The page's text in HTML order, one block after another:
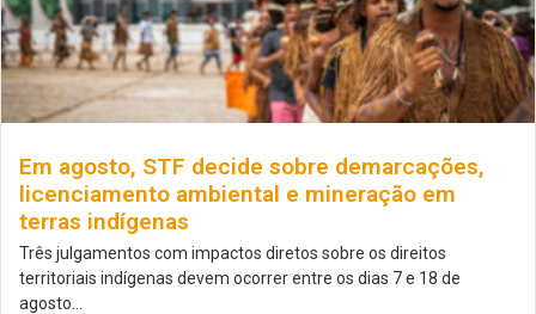
Em agosto, STF decide sobre demarcações,
licenciamento ambiental e mineração em
terras indígenas
Três julgamentos com impactos diretos sobre os direitos
territoriais indígenas devem ocorrer entre os dias 7 e 18 de
agosto...